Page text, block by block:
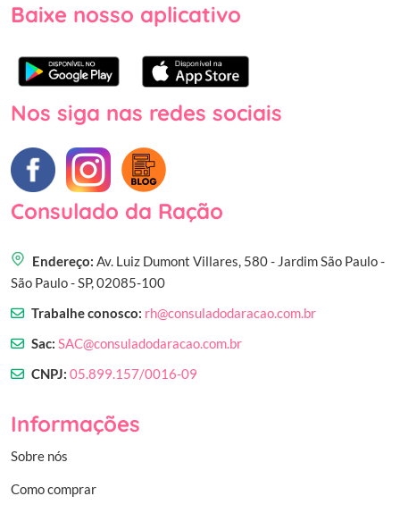
Baixe nosso aplicativo
Nos siga nas redes sociais
Consulado da Ração
Endereço: Av. Luiz Dumont Villares, 580 - Jardim São Paulo -
São Paulo - SP, 02085-100
Trabalhe conosco: rh@consuladodaracao.com.br
Sac: SAC@consuladodaracao.com.br
CNPJ: 05.899.157/0016-09
Informações
Sobre nós
Como comprar